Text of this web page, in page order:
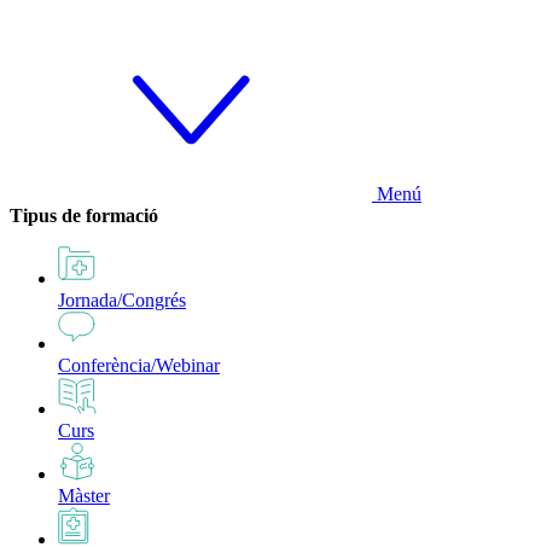
Menú
Tipus de formació
Jornada/Congrés
Conferència/Webinar
Curs
Màster